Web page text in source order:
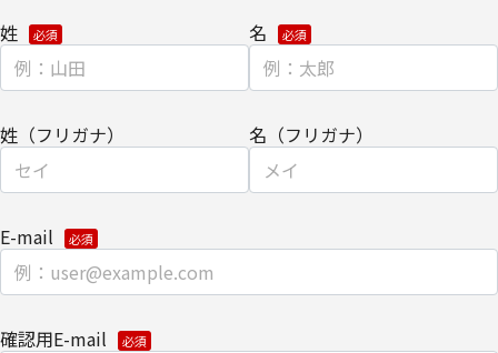
ンク先ページ、および当社と当社のグループ会社が運営・開設する
ウェブページ内に限られます。アクセス履歴は、市場分析、およ
び、これに基づく販売促進活動のために利用します。
・ウェブサイトにおける、お客さまアクセス情報の取り扱いについ
て。
クッキー（cookie）とウェブビーコンの使用によるアクセス情報の
【第三者提供に関して】
当社はご提供いただきました個人情報を安全に管理し、以下の場合
姓 名
姓（フリガナ） 名（フリガナ）
E-mail
確認用E-mail